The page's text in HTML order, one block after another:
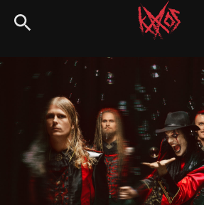
Siirry
suoraan
Kaaoszine